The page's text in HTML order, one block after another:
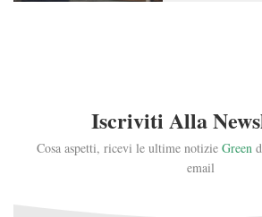
Iscriviti Alla
Cosa aspetti, ricevi le ultime notizie Green
email